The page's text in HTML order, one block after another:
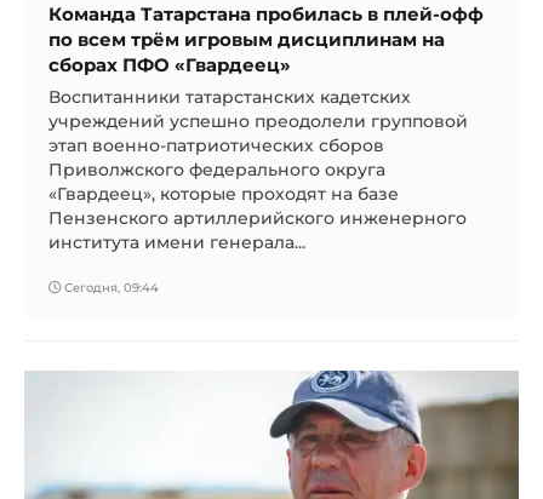
Команда Татарстана пробилась в плей-офф
по всем трём игровым дисциплинам на
сборах ПФО «Гвардеец»
Воспитанники татарстанских кадетских
учреждений успешно преодолели групповой
этап военно-патриотических сборов
Приволжского федерального округа
«Гвардеец», которые проходят на базе
Пензенского артиллерийского инженерного
института имени генерала...
Сегодня, 09:44